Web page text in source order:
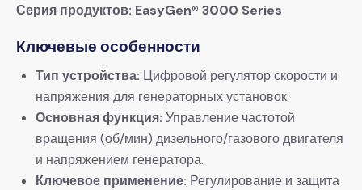
​Серия продуктов:​ ​EasyGen® 3000 Series​
​Ключевые особенности​
​Тип устройства:​ ​ Цифровой регулятор скорости и
напряжения для генераторных установок.
​Основная функция:​ ​ Управление частотой
вращения (об/мин) дизельного/газового двигателя
и напряжением генератора.
​Ключевое применение:​ ​ Регулирование и защита